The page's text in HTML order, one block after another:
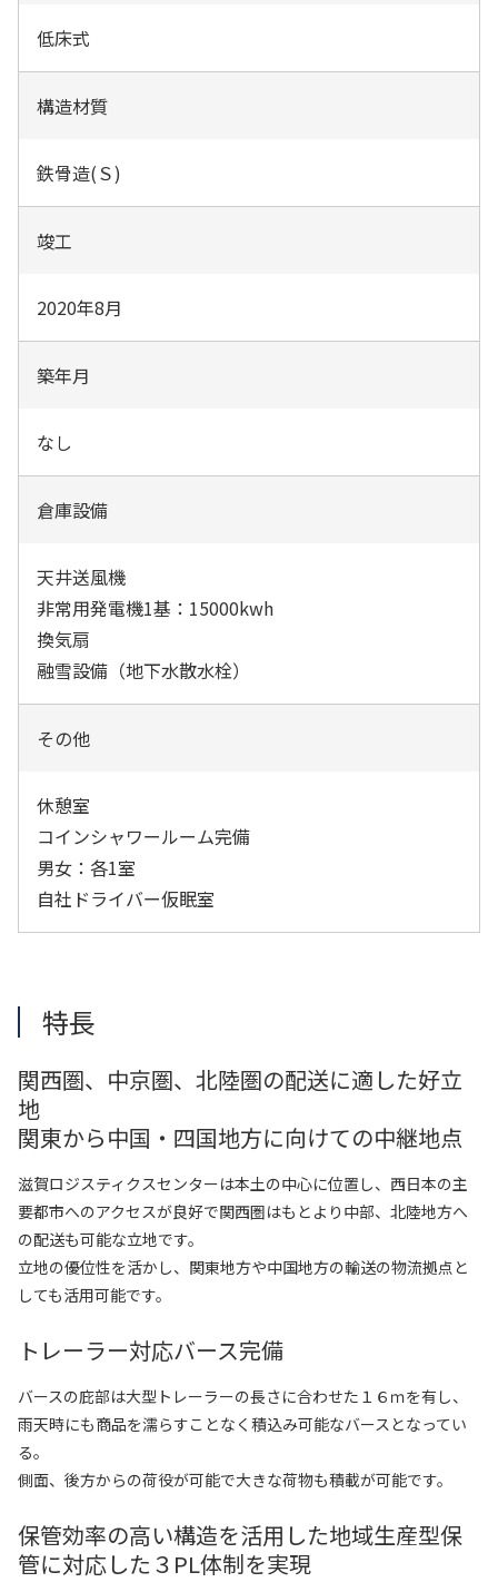
低床式
構造材質
鉄骨造(Ｓ)
竣工
2020年8月
築年月
なし
倉庫設備
天井送風機
非常用発電機1基：15000kwh
換気扇
融雪設備（地下水散水栓）
その他
休憩室
コインシャワールーム完備
男女：各1室
自社ドライバー仮眠室
特長
関西圏、中京圏、北陸圏の配送に適した好立
地
関東から中国・四国地方に向けての中継地点
滋賀ロジスティクスセンターは本土の中心に位置し、西日本の主
要都市へのアクセスが良好で関西圏はもとより中部、北陸地方へ
の配送も可能な立地です。
立地の優位性を活かし、関東地方や中国地方の輸送の物流拠点と
しても活用可能です。
トレーラー対応バース完備
バースの庇部は大型トレーラーの長さに合わせた１６ｍを有し、
雨天時にも商品を濡らすことなく積込み可能なバースとなってい
る。
側面、後方からの荷役が可能で大きな荷物も積載が可能です。
保管効率の高い構造を活用した地域生産型保
管に対応した３PL体制を実現